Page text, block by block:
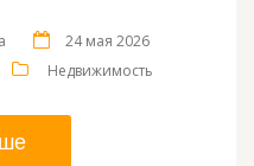
24 мая 2026
Недвижимость